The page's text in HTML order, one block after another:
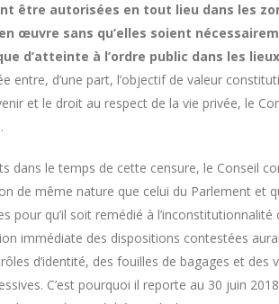
être autorisées en tout lieu dans les
œuvre sans qu’elles soient
d’atteinte à l’ordre public dans les
entre, d’une part, l’objectif de valeur
et le droit au respect de la vie privée, le
dans le temps de cette censure, le Conseil
de même nature que celui du Parlement et
pour qu’il soit remédié à l’inconstitutionnalité
immédiate des dispositions contestées
d’identité, des fouilles de bagages et
C’est pourquoi il reporte au 30 juin